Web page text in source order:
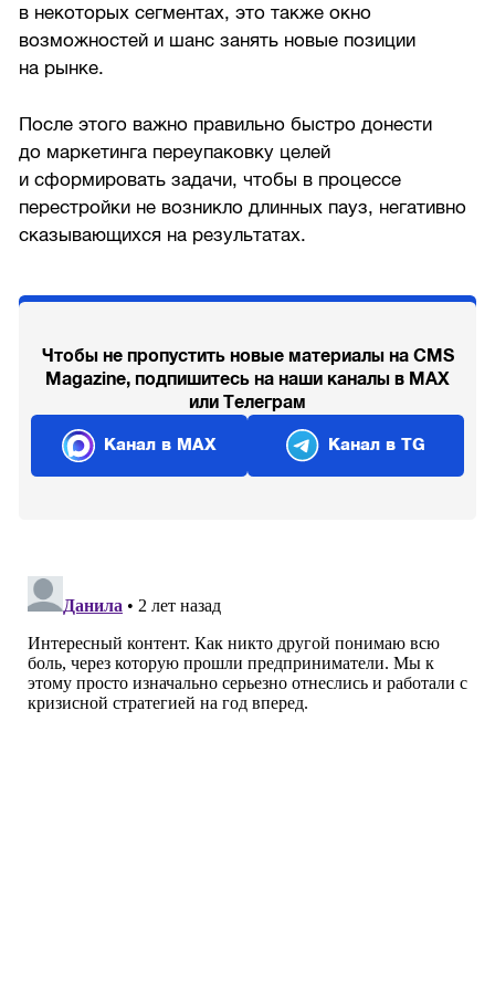
в некоторых сегментах, это также окно
возможностей и шанс занять новые позиции
на рынке.
После этого важно правильно быстро донести
до маркетинга переупаковку целей
и сформировать задачи, чтобы в процессе
перестройки не возникло длинных пауз, негативно
сказывающихся на результатах.
Чтобы не пропустить новые материалы на CMS
Magazine, подпишитесь на наши каналы в MAX
или Телеграм
Канал в MAX Канал в TG